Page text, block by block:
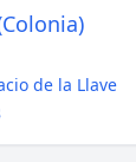
de la Llave